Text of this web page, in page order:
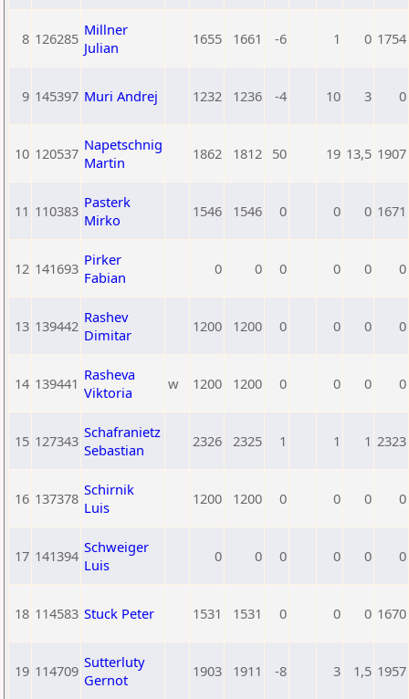
8 126285 Millner
Julian
1655 1661 -6 1 0 1754
9 145397 Muri Andrej 1232 1236 -4 10 3 0
10 120537 Napetschnig
Martin
1862 1812 50 19 13,5 1907
11 110383 Pasterk
Mirko
1546 1546 0 0 0 1671
12 141693 Pirker
Fabian
0 0 0 0 0 0
13 139442 Rashev
Dimitar
1200 1200 0 0 0 0
14 139441 Rasheva
Viktoria
w 1200 1200 0 0 0 0
15 127343 Schafranietz
Sebastian
2326 2325 1 1 1 2323
16 137378 Schirnik
Luis
1200 1200 0 0 0 0
17 141394 Schweiger
Luis
0 0 0 0 0 0
18 114583 Stuck Peter 1531 1531 0 0 0 1670
19 114709 Sutterluty
Gernot
1903 1911 -8 3 1,5 1957